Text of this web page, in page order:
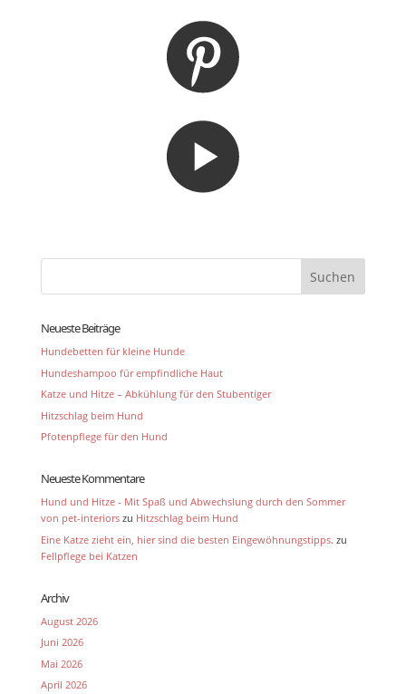
Neueste Beiträge
Hundebetten für kleine Hunde
Hundeshampoo für empfindliche Haut
Katze und Hitze – Abkühlung für den Stubentiger
Hitzschlag beim Hund
Pfotenpflege für den Hund
Neueste Kommentare
Hund und Hitze - Mit Spaß und Abwechslung durch den Sommer
von pet-interiorszu Hitzschlag beim Hund
Eine Katze zieht ein, hier sind die besten Eingewöhnungstipps. zu
Fellpflege bei Katzen
Archiv
August 2026
Juni 2026
Mai 2026
April 2026